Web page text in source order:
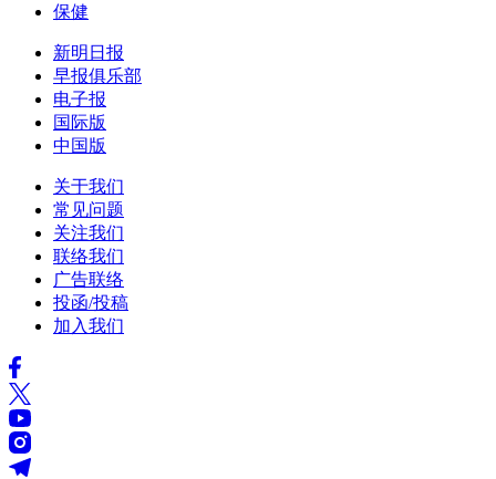
保健
新明日报
早报俱乐部
电子报
国际版
中国版
关于我们
常见问题
关注我们
联络我们
广告联络
投函/投稿
加入我们